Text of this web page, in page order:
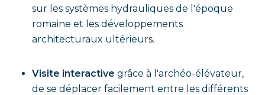
sur les systèmes hydrauliques de l'époque
romaine et les développements
architecturaux ultérieurs.
Visite interactive grâce à l'archéo-élévateur,
de se déplacer facilement entre les différents